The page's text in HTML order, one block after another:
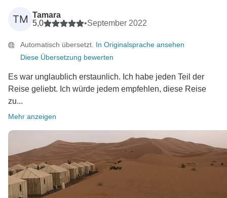
TM Tamara
5,0
•September 2022
Automatisch übersetzt. In Originalsprache ansehen
Diese Übersetzung bewerten
Es war unglaublich erstaunlich. Ich habe jeden Teil der
Reise geliebt. Ich würde jedem empfehlen, diese Reise
zu...
Mehr anzeigen